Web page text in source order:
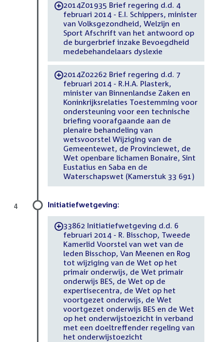
-2014Z01935 Brief regering d.d. 4
februari 2014 - E.I. Schippers, minister
van Volksgezondheid, Welzijn en
Sport Afschrift van het antwoord op
de burgerbrief inzake Bevoegdheid
medebehandelaars dyslexie
-2014Z02262 Brief regering d.d. 7
februari 2014 - R.H.A. Plasterk,
minister van Binnenlandse Zaken en
Koninkrijksrelaties Toestemming voor
ondersteuning voor een technische
briefing voorafgaande aan de
plenaire behandeling van
wetsvoorstel Wijziging van de
Gemeentewet, de Provinciewet, de
Wet openbare lichamen Bonaire, Sint
Eustatius en Saba en de
Waterschapswet (Kamerstuk 33 691)
Initiatiefwetgeving:
-33862 Initiatiefwetgeving d.d. 6
februari 2014 - R. Bisschop, Tweede
Kamerlid Voorstel van wet van de
leden Bisschop, Van Meenen en Rog
tot wijziging van de Wet op het
primair onderwijs, de Wet primair
onderwijs BES, de Wet op de
expertisecentra, de Wet op het
voortgezet onderwijs, de Wet
voortgezet onderwijs BES en de Wet
op het onderwijstoezicht in verband
met een doeltreffender regeling van
het onderwijstoezicht
4